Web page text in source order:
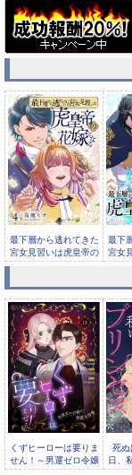
最下層から逃れてきた
宮女見習いは虎皇帝の
花嫁とな...
最下
宮女
最下層から逃れてきた
宮女見習いは虎皇帝の
くずヒーローは要りま
せん！～男運ゼロ令嬢
の華麗な復讐～（フル
死ぬ
日、